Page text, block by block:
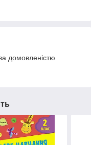
домовленістю